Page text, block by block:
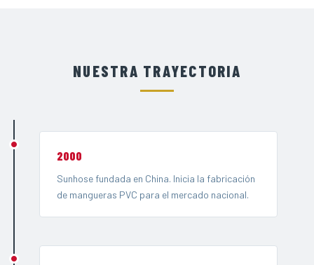
NUESTRA TRAYECTORIA
2000
Sunhose fundada en China. Inicia la fabricación
de mangueras PVC para el mercado nacional.